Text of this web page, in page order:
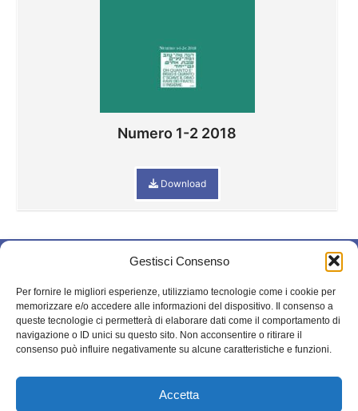
Gestisci Consenso
Per fornire le migliori esperienze, utilizziamo tecnologie come i cookie per
memorizzare e/o accedere alle informazioni del dispositivo. Il consenso a
queste tecnologie ci permetterà di elaborare dati come il comportamento di
navigazione o ID unici su questo sito. Non acconsentire o ritirare il
consenso può influire negativamente su alcune caratteristiche e funzioni.
Accetta
Numero 1-2 2018
Download
STORIA
BIBLIOGRAFIA
ARCHIVIO
BOLLETTINI
CONTATTI
reserved.